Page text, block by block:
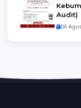
Audit)
06